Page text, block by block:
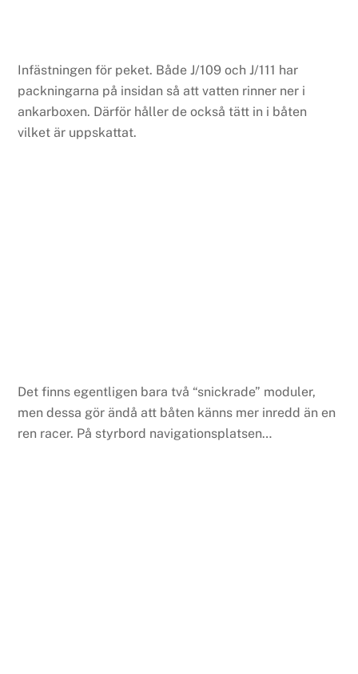
Infästningen för peket. Både J/109 och J/111 har
packningarna på insidan så att vatten rinner ner i
ankarboxen. Därför håller de också tätt in i båten
vilket är uppskattat.
Det finns egentligen bara två “snickrade” moduler,
men dessa gör ändå att båten känns mer inredd än en
ren racer. På styrbord navigationsplatsen…